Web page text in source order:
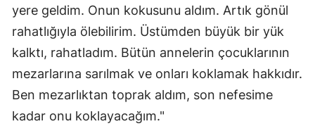
yere geldim. Onun kokusunu aldım. Artık gönül
rahatlığıyla ölebilirim. Üstümden büyük bir yük
kalktı, rahatladım. Bütün annelerin çocuklarının
mezarlarına sarılmak ve onları koklamak hakkıdır.
Ben mezarlıktan toprak aldım, son nefesime
kadar onu koklayacağım."